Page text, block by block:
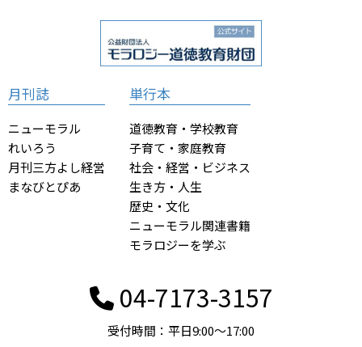
月刊誌
ニューモラル
れいろう
月刊三方よし経営
まなびとぴあ
単行本
道徳教育・学校教育
子育て・家庭教育
社会・経営・ビジネス
生き方・人生
歴史・文化
ニューモラル関連書籍
モラロジーを学ぶ
04-7173-3157
受付時間：平日9:00〜17:00